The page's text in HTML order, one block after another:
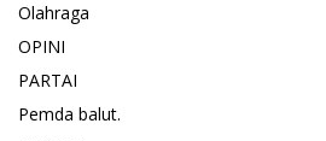
Olahraga
OPINI
PARTAI
Pemda balut.